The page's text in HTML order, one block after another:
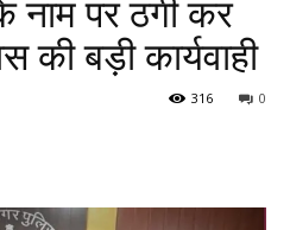
नाम पर ठगी कर
की बड़ी कार्यवाही
0
316